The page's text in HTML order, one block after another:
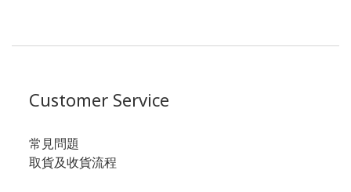
Customer Service
常見問題
取貨及收貨流程